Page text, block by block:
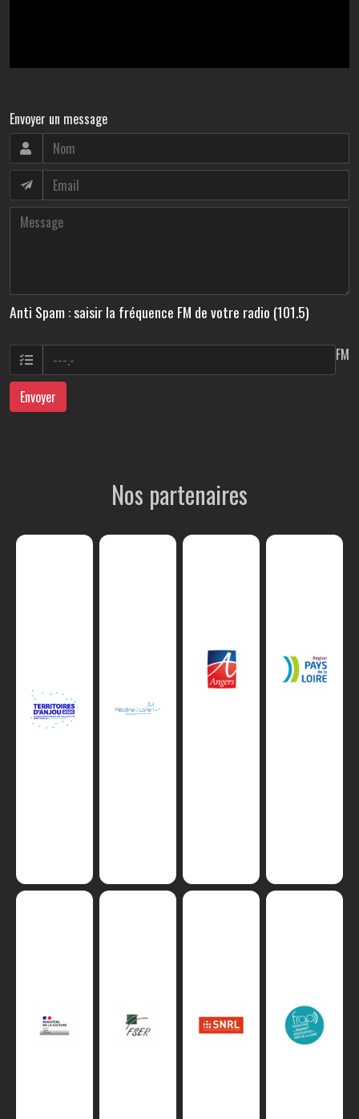
Envoyer un message
Anti Spam : saisir la fréquence FM de votre radio (101.5)
FM
Envoyer
Nos partenaires